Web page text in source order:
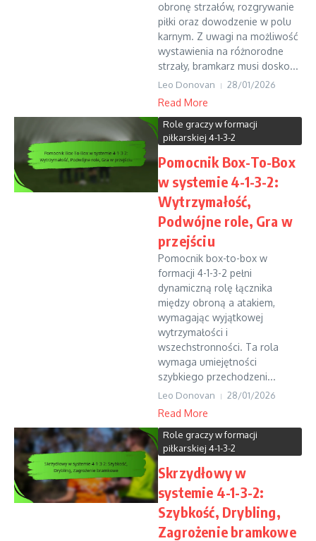
obronę strzałów, rozgrywanie
piłki oraz dowodzenie w polu
karnym. Z uwagi na możliwość
wystawienia na różnorodne
strzały, bramkarz musi dosko...
Leo Donovan 28/01/2026
Read More
Role graczy w formacji
piłkarskiej 4-1-3-2
Pomocnik Box-To-Box
w systemie 4-1-3-2:
Wytrzymałość,
Podwójne role, Gra w
przejściu
Pomocnik box-to-box w
formacji 4-1-3-2 pełni
dynamiczną rolę łącznika
między obroną a atakiem,
wymagając wyjątkowej
wytrzymałości i
wszechstronności. Ta rola
wymaga umiejętności
szybkiego przechodzeni...
Leo Donovan 28/01/2026
Read More
Role graczy w formacji
piłkarskiej 4-1-3-2
Skrzydłowy w
systemie 4-1-3-2:
Szybkość, Drybling,
Zagrożenie bramkowe